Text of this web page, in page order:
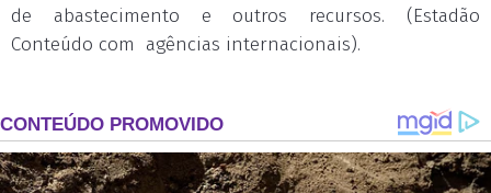
de abastecimento e outros recursos. (Estadão
Conteúdo com agências internacionais).